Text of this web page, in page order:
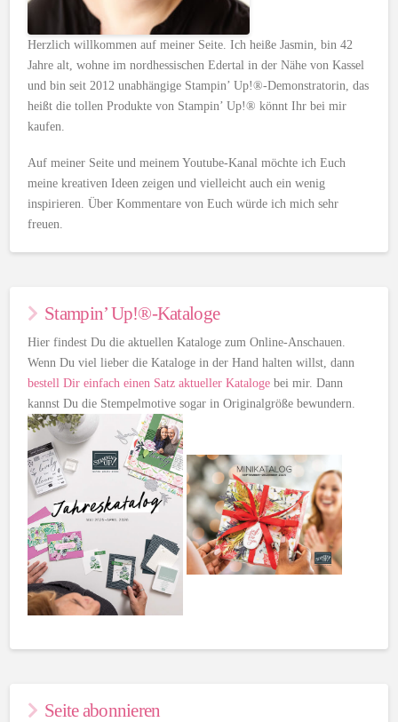
Herzlich willkommen auf meiner Seite. Ich heiße Jasmin, bin 42
Jahre alt, wohne im nordhessischen Edertal in der Nähe von Kassel
und bin seit 2012 unabhängige Stampin’ Up!®-Demonstratorin, das
heißt die tollen Produkte von Stampin’ Up!® könnt Ihr bei mir
kaufen.
Auf meiner Seite und meinem Youtube-Kanal möchte ich Euch
meine kreativen Ideen zeigen und vielleicht auch ein wenig
inspirieren. Über Kommentare von Euch würde ich mich sehr
freuen.
Stampin’ Up!®-Kataloge
Hier findest Du die aktuellen Kataloge zum Online-Anschauen.
Wenn Du viel lieber die Kataloge in der Hand halten willst, dann
bestell Dir einfach einen Satz aktueller Kataloge bei mir. Dann
kannst Du die Stempelmotive sogar in Originalgröße bewundern.
Seite abonnieren